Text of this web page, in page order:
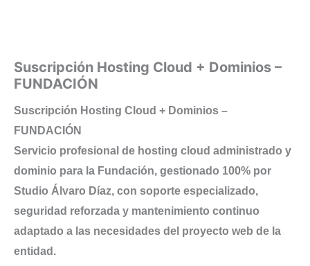
Suscripción Hosting Cloud + Dominios –
FUNDACIÓN
Suscripción Hosting Cloud + Dominios –
FUNDACIÓN
Servicio profesional de hosting cloud administrado y
dominio para la Fundación, gestionado 100% por
Studio Álvaro Díaz, con soporte especializado,
seguridad reforzada y mantenimiento continuo
adaptado a las necesidades del proyecto web de la
entidad.